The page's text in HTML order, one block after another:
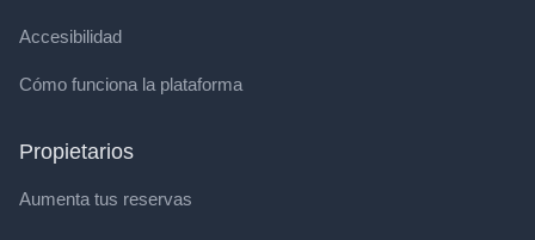
Accesibilidad
Cómo funciona la plataforma
Propietarios
Aumenta tus reservas